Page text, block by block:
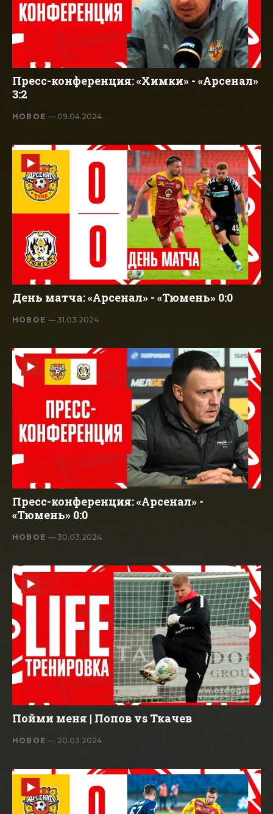
Пресс-конференция: «Химки» - «Арсенал»
3:2
НОВОЕ— 09.04.2024
День матча: «Арсенал» - «Тюмень» 0:0
НОВОЕ— 31.03.2024
Пресс-конференция: «Арсенал» -
«Тюмень» 0:0
НОВОЕ— 30.03.2024
Пойми меня | Попов vs Ткачев
НОВОЕ— 20.03.2024